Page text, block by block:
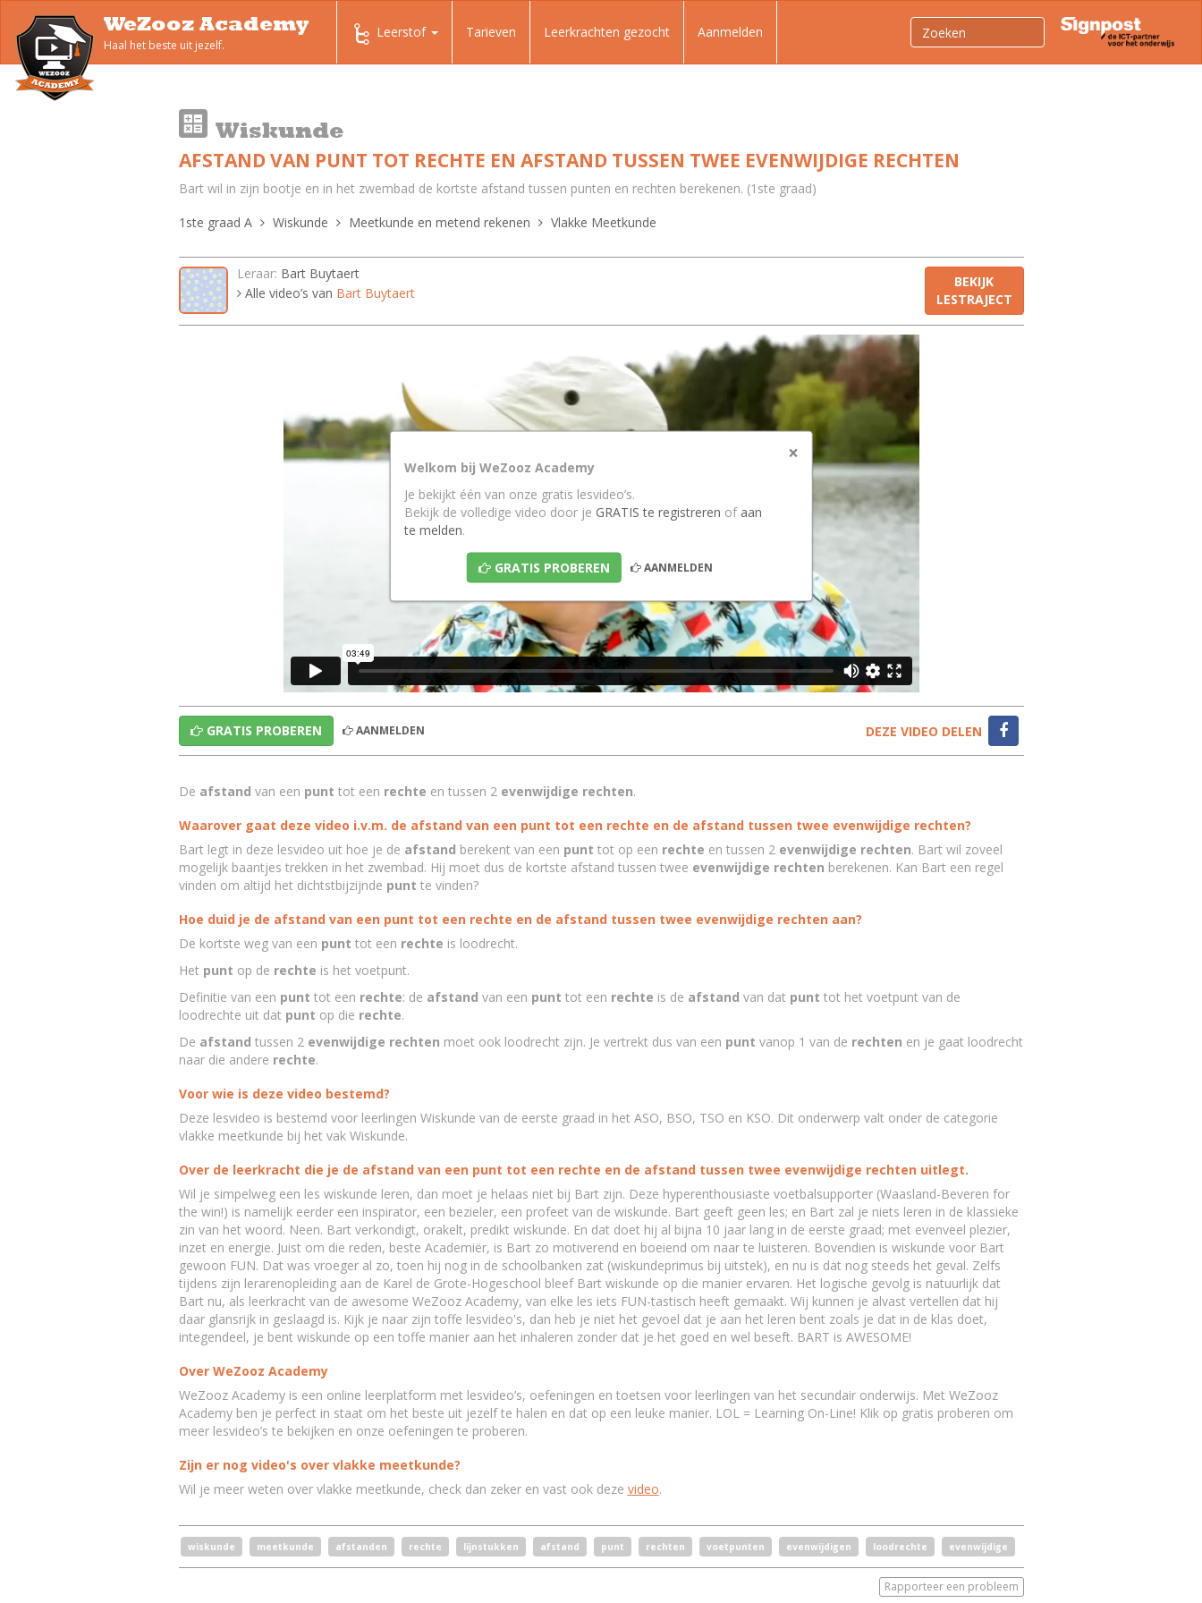
WeZooz Academy
Haal het beste uit jezelf.
Leerstof Tarieven Leerkrachten gezocht Aanmelden
Wiskunde
AFSTAND VAN PUNT TOT RECHTE EN AFSTAND TUSSEN TWEE EVENWIJDIGE RECHTEN
Bart wil in zijn bootje en in het zwembad de kortste afstand tussen punten en rechten berekenen. (1ste graad)
1ste graad A
Wiskunde Meetkunde en metend rekenen Vlakke Meetkunde
Leraar: Bart Buytaert
Alle video’s van Bart Buytaert
BEKIJK
LESTRAJECT
×
Welkom bij WeZooz Academy
Je bekijkt één van onze gratis lesvideo’s.
Bekijk de volledige video door je GRATIS te registreren of aan
te melden.
GRATIS PROBEREN AANMELDEN
GRATIS PROBEREN AANMELDEN DEZE VIDEO DELEN
De afstand van een punt tot een rechte en tussen 2 evenwijdige rechten.
Waarover gaat deze video i.v.m. de afstand van een punt tot een rechte en de afstand tussen twee evenwijdige rechten?
Bart legt in deze lesvideo uit hoe je de afstand berekent van een punt tot op een rechte en tussen 2 evenwijdige rechten. Bart wil zoveel
mogelijk baantjes trekken in het zwembad. Hij moet dus de kortste afstand tussen twee evenwijdige rechten berekenen. Kan Bart een regel
vinden om altijd het dichtstbijzijnde punt te vinden?
Hoe duid je de afstand van een punt tot een rechte en de afstand tussen twee evenwijdige rechten aan?
De kortste weg van een punt tot een rechte is loodrecht.
Het punt op de rechte is het voetpunt.
Definitie van een punt tot een rechte: de afstand van een punt tot een rechte is de afstand van dat punt tot het voetpunt van de
loodrechte uit dat punt op die rechte.
De afstand tussen 2 evenwijdige rechten moet ook loodrecht zijn. Je vertrekt dus van een punt vanop 1 van de rechten en je gaat loodrecht
naar die andere rechte.
Voor wie is deze video bestemd?
Deze lesvideo is bestemd voor leerlingen Wiskunde van de eerste graad in het ASO, BSO, TSO en KSO. Dit onderwerp valt onder de categorie
vlakke meetkunde bij het vak Wiskunde.
Over de leerkracht die je de afstand van een punt tot een rechte en de afstand tussen twee evenwijdige rechten uitlegt.
Wil je simpelweg een les wiskunde leren, dan moet je helaas niet bij Bart zijn. Deze hyperenthousiaste voetbalsupporter (Waasland-Beveren for
the win!) is namelijk eerder een inspirator, een bezieler, een profeet van de wiskunde. Bart geeft geen les; en Bart zal je niets leren in de klassieke
zin van het woord. Neen. Bart verkondigt, orakelt, predikt wiskunde. En dat doet hij al bijna 10 jaar lang in de eerste graad; met evenveel plezier,
inzet en energie. Juist om die reden, beste Academiër, is Bart zo motiverend en boeiend om naar te luisteren. Bovendien is wiskunde voor Bart
gewoon FUN. Dat was vroeger al zo, toen hij nog in de schoolbanken zat (wiskundeprimus bij uitstek), en nu is dat nog steeds het geval. Zelfs
tijdens zijn lerarenopleiding aan de Karel de Grote-Hogeschool bleef Bart wiskunde op die manier ervaren. Het logische gevolg is natuurlijk dat
Bart nu, als leerkracht van de awesome WeZooz Academy, van elke les iets FUN-tastisch heeft gemaakt. Wij kunnen je alvast vertellen dat hij
daar glansrijk in geslaagd is. Kijk je naar zijn toffe lesvideo's, dan heb je niet het gevoel dat je aan het leren bent zoals je dat in de klas doet,
integendeel, je bent wiskunde op een toffe manier aan het inhaleren zonder dat je het goed en wel beseft. BART is AWESOME!
Over WeZooz Academy
WeZooz Academy is een online leerplatform met lesvideo’s, oefeningen en toetsen voor leerlingen van het secundair onderwijs. Met WeZooz
Academy ben je perfect in staat om het beste uit jezelf te halen en dat op een leuke manier. LOL = Learning On-Line! Klik op gratis proberen om
meer lesvideo’s te bekijken en onze oefeningen te proberen.
Zijn er nog video's over vlakke meetkunde?
Wil je meer weten over vlakke meetkunde, check dan zeker en vast ook deze video.
wiskunde meetkunde afstanden rechte lijnstukken afstand punt rechten voetpunten evenwijdigen loodrechte evenwijdige
Rapporteer een probleem